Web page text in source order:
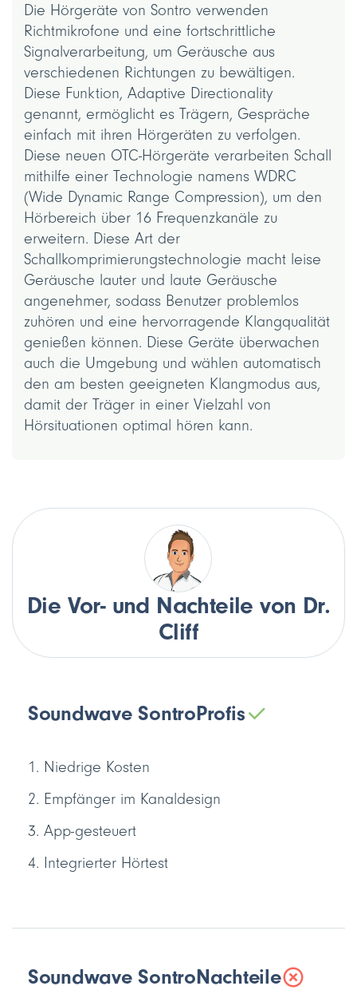
Die Hörgeräte von Sontro verwenden
Richtmikrofone und eine fortschrittliche
Signalverarbeitung, um Geräusche aus
verschiedenen Richtungen zu bewältigen.
Diese Funktion, Adaptive Directionality
genannt, ermöglicht es Trägern, Gespräche
einfach mit ihren Hörgeräten zu verfolgen.
Diese neuen OTC-Hörgeräte verarbeiten Schall
mithilfe einer Technologie namens WDRC
(Wide Dynamic Range Compression), um den
Hörbereich über 16 Frequenzkanäle zu
erweitern. Diese Art der
Schallkomprimierungstechnologie macht leise
Geräusche lauter und laute Geräusche
angenehmer, sodass Benutzer problemlos
zuhören und eine hervorragende Klangqualität
genießen können. Diese Geräte überwachen
auch die Umgebung und wählen automatisch
den am besten geeigneten Klangmodus aus,
damit der Träger in einer Vielzahl von
Hörsituationen optimal hören kann.
Die Vor- und Nachteile von Dr.
Cliff
Soundwave SontroProfis
Niedrige Kosten
Empfänger im Kanaldesign
App-gesteuert
Integrierter Hörtest
Soundwave SontroNachteile